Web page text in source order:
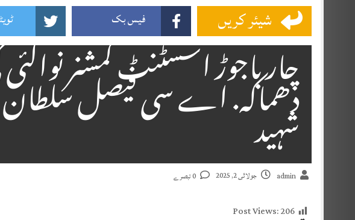
شیئر کریں فیس بک
چار باجوڑ اسسٹنٹ کمشنر
شہید
admin جولائی 2, 2025
Post Views:206